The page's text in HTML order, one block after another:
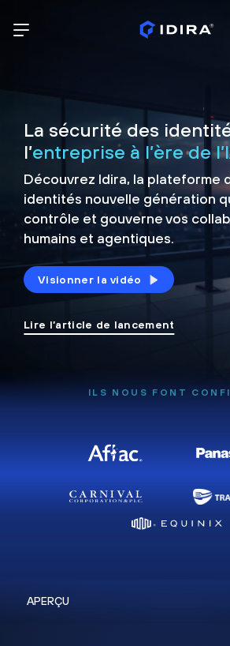
La sécurité des
l’entreprise à l’ère de
Découvrez Idira, la plateforme
identités nouvelle génération
contrôle et gouverne vos
humains et agentiques.
Visionner la vidéo
Lire l’article de lancement
ILS NOUS FONT